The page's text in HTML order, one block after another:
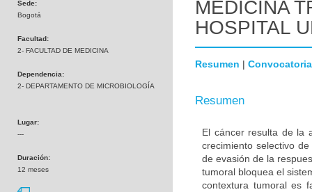
Sede:
Bogotá
Facultad:
2- FACULTAD DE MEDICINA
Dependencia:
2- DEPARTAMENTO DE MICROBIOLOGÍA
Lugar:
---
Duración:
12 meses
MEDICINA
HOSPITAL
Resumen | Convocatoria
Resumen
El cáncer resulta de la
crecimiento selectivo
de evasión de la
tumoral bloquea el
contextura tumoral es